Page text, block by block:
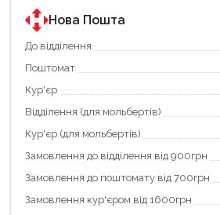
державною
програмою
єКнига.
Використовуйте
карту
щоб
зекономити
та
отримати
переваги!
картою
єКнига
–
державною
програмою
«Національний
кешбек».
покупку
«Національний
кешбек»
та
отримуйте
повернення
Економте
більше
разом
Нова Пошта
До відділення
Поштомат
Кур'єр
Відділення (для мольбертів)
Кур'єр (для мольбертів)
Замовлення до відділення від 900грн
Замовлення до поштомату від 700грн
Замовлення кур'єром від 1600грн